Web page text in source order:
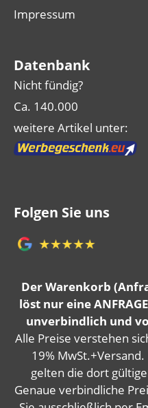
Impressum
Datenbank
Nicht fündig?
Ca. 140.000
weitere Artikel unter:
Folgen Sie uns
Der Warenkorb
löst nur eine
unverbindlich und
Alle Preise verstehen
19%
gelten die dort
Genaue verbindliche